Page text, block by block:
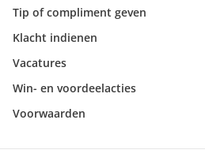
Tip of compliment geven
Klacht indienen
Vacatures
Win- en voordeelacties
Voorwaarden